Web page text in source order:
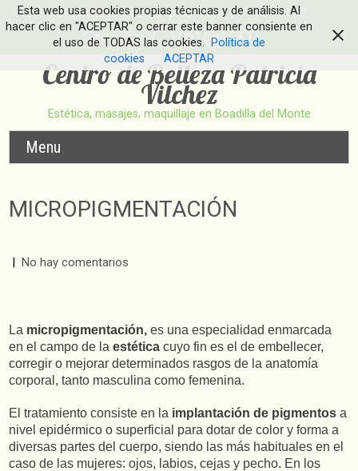
info@esteticapatriciavilchez.com| 91 633 91 17
Síguenos en
Centro de Belleza Patricia
Vilchez
Estética, masajes, maquillaje en Boadilla del Monte
Menu
MICROPIGMENTACIÓN
|No hay comentarios
La micropigmentación, es una especialidad enmarcada
en el campo de laestética cuyo fin es el de embellecer,
corregir o mejorar determinados rasgos de la anatomía
corporal, tanto masculina como femenina.
El tratamiento consiste en la implantación de pigmentos a
nivel epidérmico o superficial para dotar de color y forma a
diversas partes del cuerpo, siendo las más habituales en el
caso de las mujeres: ojos, labios, cejas y pecho. En los
Esta web usa cookies propias técnicas y de análisis. Al
hacer clic en "ACEPTAR" o cerrar este banner consiente en
el uso de TODAS las cookies.
Política de
cookies
ACEPTAR